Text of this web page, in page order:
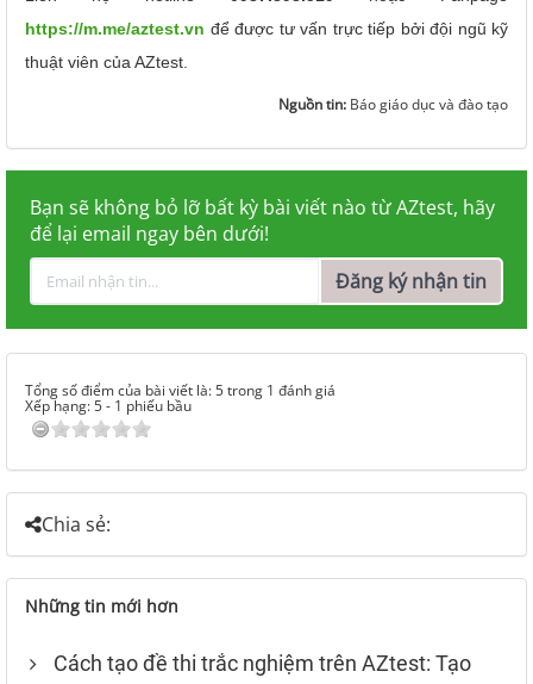
https://m.me/aztest.vn để được tư vấn trực tiếp bởi đội ngũ kỹ
thuật viên của AZtest.
Nguồn tin: Báo giáo dục và đào tạo
Bạn sẽ không bỏ lỡ bất kỳ bài viết nào từ AZtest, hãy
để lại email ngay bên dưới!
Đăng ký nhận tin
Tổng số điểm của bài viết là: 5 trong 1 đánh giá
Xếp hạng:5- 1 phiếu bầu
Chia sẻ:
Những tin mới hơn
Cách tạo đề thi trắc nghiệm trên AZtest: Tạo